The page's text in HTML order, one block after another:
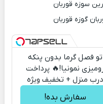
سوزه قوربان
گوزه قوربان
تو فصل گرما بدون پنکه
نمونیا!🔥 پرداخت
درب منزل + تخفیف ویژه
سفارش بده!